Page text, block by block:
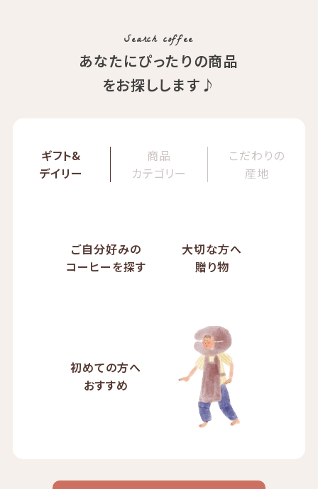
Search coffee
あなたにぴったりの商品
をお探しします♪
ギフト&
デイリー
商品
カテゴリー
こだわりの
産地
ご自分好みの
コーヒーを探す
大切な方へ
贈り物
初めての方へ
おすすめ